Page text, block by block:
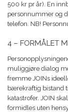
500 kr pr år). En
personnummer og
telefon. NB!
4 – FORMÅLET
muliggjøre dialog
fremme JOINs
bærekraftig bistand
katastrofer. JOIN
formidles uten